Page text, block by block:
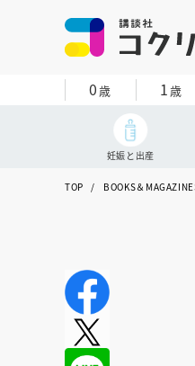
0歳 1歳
妊娠と出産
TOP BOOKS＆